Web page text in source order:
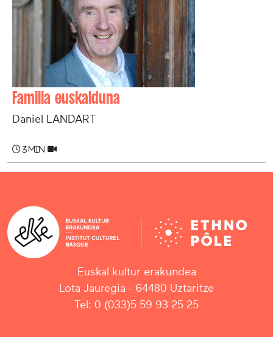
Familia euskalduna
Daniel LANDART
3 min
Euskal kultur erakundea
Lota Jauregia - 64480 Uztaritze
Tel: 0 (033)5 59 93 25 25